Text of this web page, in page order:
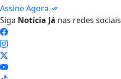
Assine Agora
Siga Notícia Já nas redes sociais